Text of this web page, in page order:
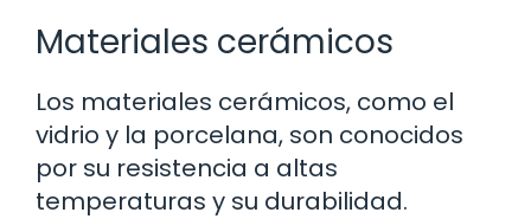
Materiales cerámicos
Los materiales cerámicos, como el
vidrio y la porcelana, son conocidos
por su resistencia a altas
temperaturas y su durabilidad.